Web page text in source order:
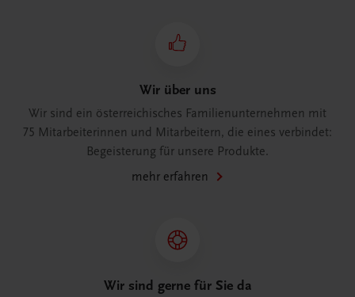
Wir über uns
Wir sind ein österreichisches Familienunternehmen mit
75 Mitarbeiterinnen und Mitarbeitern, die eines verbindet:
Begeisterung für unsere Produkte.
mehr erfahren
Wir sind gerne für Sie da